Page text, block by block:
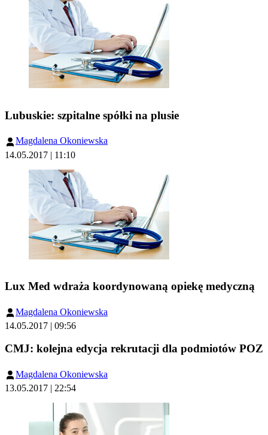
Lubuskie: szpitalne spółki na plusie
Magdalena Okoniewska
14.05.2017 | 11:10
Lux Med wdraża koordynowaną opiekę medyczną
Magdalena Okoniewska
14.05.2017 | 09:56
CMJ: kolejna edycja rekrutacji dla podmiotów POZ
Magdalena Okoniewska
13.05.2017 | 22:54